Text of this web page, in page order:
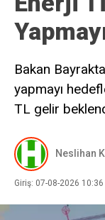
Bakan
yapmayı
TL gelir
Neslihan
Giriş: 07-08-2026 10:36